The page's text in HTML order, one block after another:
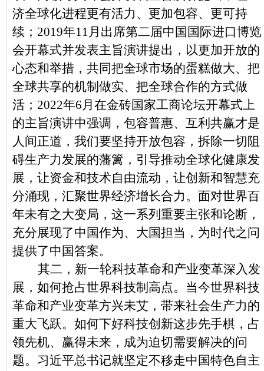
济全球化进程更有活力、更加包容、更可持
续；2019年11月出席第二届中国国际进口博览
会开幕式并发表主旨演讲提出，以更加开放的
心态和举措，共同把全球市场的蛋糕做大、把
全球共享的机制做实、把全球合作的方式做
活；2022年6月在金砖国家工商论坛开幕式上
的主旨演讲中强调，包容普惠、互利共赢才是
人间正道，我们要坚持开放包容，拆除一切阻
碍生产力发展的藩篱，引导推动全球化健康发
展，让资金和技术自由流动，让创新和智慧充
分涌现，汇聚世界经济增长合力。面对世界百
年未有之大变局，这一系列重要主张和论断，
充分展现了中国作为、大国担当，为时代之问
提供了中国答案。
其二，新一轮科技革命和产业变革深入发
展，如何抢占世界科技制高点。当今世界科技
革命和产业变革方兴未艾，带来社会生产力的
重大飞跃。如何下好科技创新这步先手棋，占
领先机、赢得未来，成为迫切需要解决的问
题。习近平总书记就坚定不移走中国特色自主